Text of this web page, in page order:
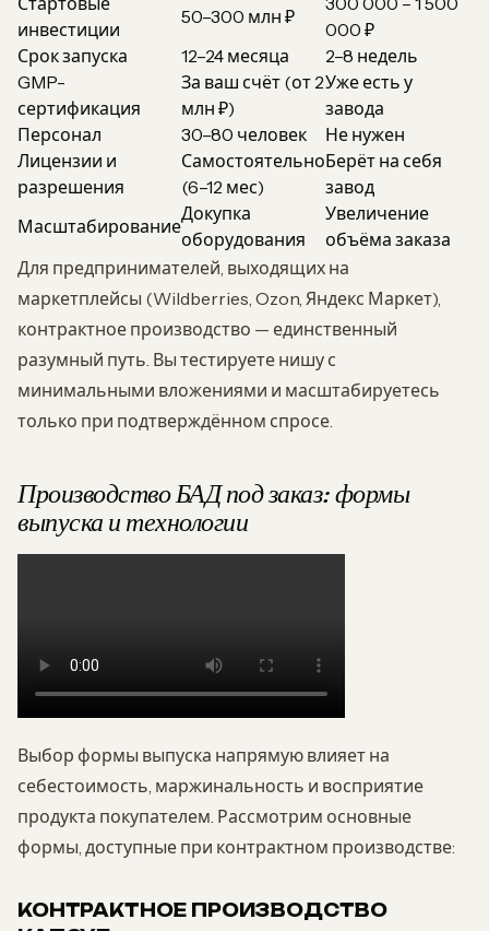
инвестиции
50–300 млн ₽
000 ₽
Срок запуска
12–24 месяца
2–8 недель
GMP-
сертификация
За ваш счёт (от 2
млн ₽)
Уже есть у
завода
Персонал
30–80 человек
Не нужен
Лицензии и
разрешения
Самостоятельно
(6–12 мес)
Берёт на себя
завод
Масштабирование
Докупка
оборудования
Увеличение
объёма заказа
Для предпринимателей, выходящих на
маркетплейсы (Wildberries, Ozon, Яндекс Маркет),
контрактное производство — единственный
разумный путь. Вы тестируете нишу с
минимальными вложениями и масштабируетесь
только при подтверждённом спросе.
Производство БАД под заказ: формы
выпуска и технологии
Выбор формы выпуска напрямую влияет на
себестоимость, маржинальность и восприятие
продукта покупателем. Рассмотрим основные
формы, доступные при контрактном производстве:
КОНТРАКТНОЕ ПРОИЗВОДСТВО